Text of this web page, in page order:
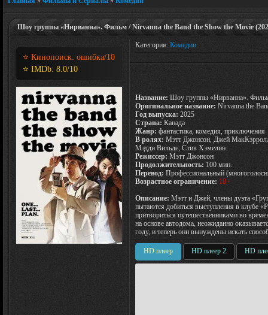
Шоу группы «Нирванна». Фильм / Nirvanna the Band the Show the Movie
⭐ Кинопоиск: ошибка/10
⭐ IMDb: 8.0/10
Категория: Комедии
Название: Шоу группы «Нирванна».
Оригинальное название: Nirvanna the
Год выпуска: 2025
Страна: Канада
Жанр: фантастика, комедия, приключения
В ролях: Мэтт Джонсон, Джей
Мэдди Вильде, Стив Хэмелин
Режиссер: Мэтт Джонсон
Продолжительность: 100 мин.
Перевод: Профессиональный
Возрастное ограничение: 18+
Описание: Мэтт и Джей, члены дуэта
пытаются добиться выступления в клубе
притвориться путешественниками во
на основе автодома, неожиданно
году, и теперь они вынуждены искать
HD плеер HD плеер 2 HD